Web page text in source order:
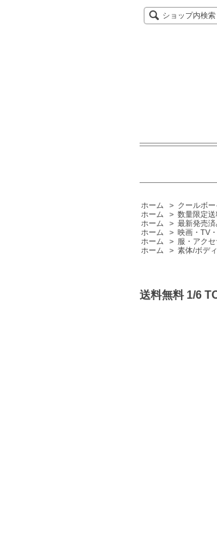
ショップ内検索
ホーム > クールボー
ホーム
> 数量限定送
ホーム
> 最新発売
ホーム
> 映画・TV
ホーム
> 服・アクセ
ホーム
> 素体/ボデ
送料無料 1/6